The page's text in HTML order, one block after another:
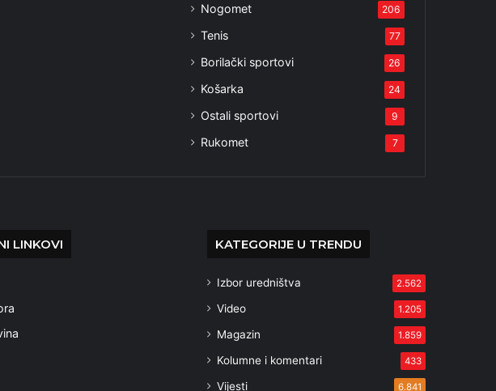
Nogomet 206
Tenis 77
Borilački sportovi 26
Košarka 24
Ostali sportovi 9
Rukomet 7
LINKOVI KATEGORIJE U TRENDU
Izbor uredništva 2.562
Video 1.205
Magazin 1.859
Kolumne i komentari 433
Vijesti 6.841